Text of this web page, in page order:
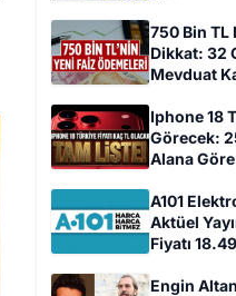
750 Bin TL
Dikkat: 32
Mevduat
Iphone 18
Görecek:
Alana
A101
Aktüel
Fiyatı
Engin